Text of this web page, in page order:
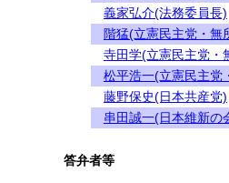
義家弘介(法務委員長)
階猛(立憲民主党・無
寺田学(立憲民主党・
松平浩一(立憲民主党
藤野保史(日本共産党)
串田誠一(日本維新の
答弁者等